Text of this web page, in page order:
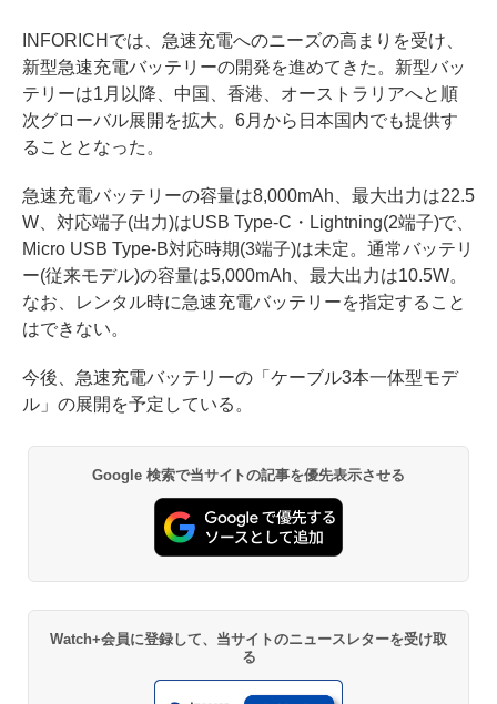
INFORICHでは、急速充電へのニーズの高まりを受け、
新型急速充電バッテリーの開発を進めてきた。新型バッ
テリーは1月以降、中国、香港、オーストラリアへと順
次グローバル展開を拡大。6月から日本国内でも提供す
ることとなった。
急速充電バッテリーの容量は8,000mAh、最大出力は22.5
W、対応端子(出力)はUSB Type-C・Lightning(2端子)で、
Micro USB Type-B対応時期(3端子)は未定。通常バッテリ
ー(従来モデル)の容量は5,000mAh、最大出力は10.5W。
なお、レンタル時に急速充電バッテリーを指定すること
はできない。
今後、急速充電バッテリーの「ケーブル3本一体型モデ
ル」の展開を予定している。
Google 検索で当サイトの記事を優先表示させる
Watch+会員に登録して、当サイトのニュースレターを受け取
る